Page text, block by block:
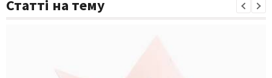
Статті на тему